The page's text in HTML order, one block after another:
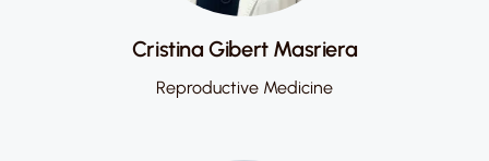
Cristina Gibert Masriera
Reproductive Medicine